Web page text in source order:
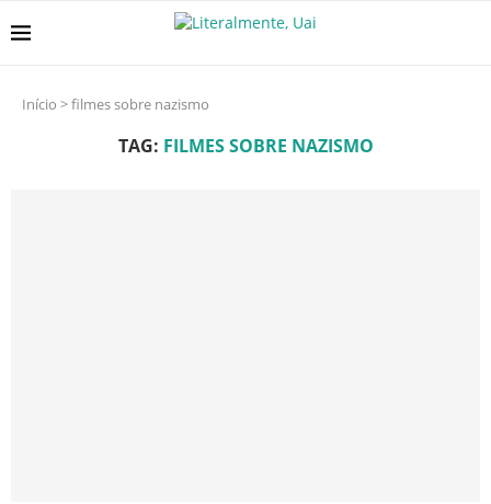
Início >filmes sobre nazismo
TAG: FILMES SOBRE NAZISMO